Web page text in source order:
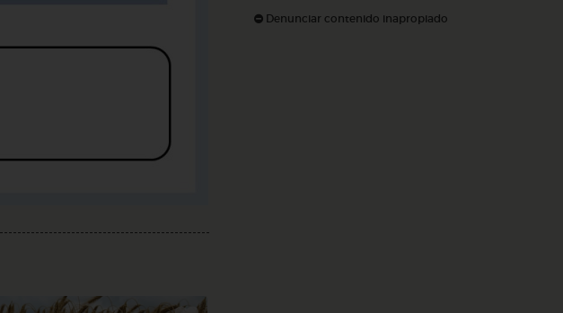
Denunciar contenido inapropiado